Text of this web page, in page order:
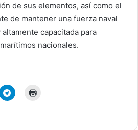
de sus elementos, así como el
de mantener una fuerza naval
capacitada para
nacionales.